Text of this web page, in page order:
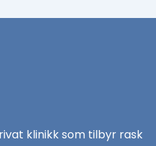
klinikk som tilbyr rask